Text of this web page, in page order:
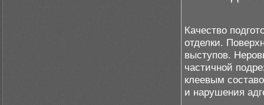
Качество
отделки.
выступов.
частичной
клеевым
и нарушения